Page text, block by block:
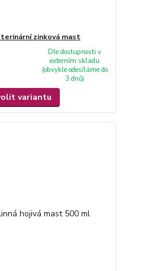
zinková mast
Dle dostupnosti v
externím skladu
(obvykle odesíláme do
3 dnů)
variantu